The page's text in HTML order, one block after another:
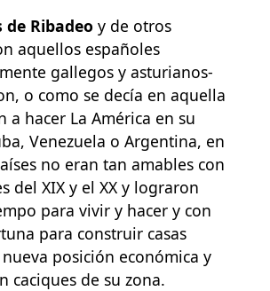
Ribadeo y de otros
aquellos españoles
gallegos y asturianos-
o como se decía en aquella
a hacer La América en su
Venezuela o Argentina, en
no eran tan amables con
del XIX y el XX y lograron
para vivir y hacer y con
para construir casas
posición económica y
caciques de su zona.